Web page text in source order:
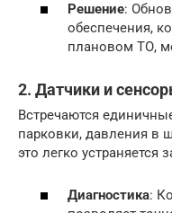
Решение:
обеспечения,
плановом ТО,
2. Датчики и
Встречаются
парковки, давления в
это легко устраняется
Диагностика: